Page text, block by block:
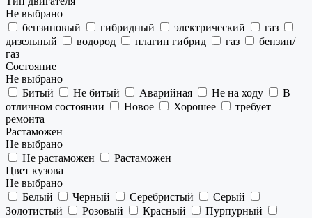
Не выбрано
бензиновый
гибридный электрический
газ
дизельный
водород плагин гибрид газ
бензин/
газ
Состояние
Не выбрано
Битый
Не битый Аварийная Не на ходу
В
отличном состоянии
Новое Хорошее
требует
ремонта
Растаможен
Не выбрано
Не растаможен
Растаможен
Цвет кузова
Не выбрано
Белый
Черный Серебристый
Серый
Золотистый
Розовый Красный
Пурпурный